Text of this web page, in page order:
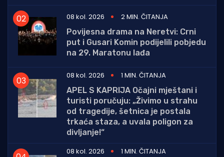
08 kol. 2026
2 MIN. ČITANJA
Povijesna drama na Neretvi: Crni
put i Gusari Komin podijelili pobjedu
na 29. Maratonu lađa
08 kol. 2026
1 MIN. ČITANJA
APEL S KAPRIJA Očajni mještani i
turisti poručuju: „Živimo u strahu
od tragedije, šetnica je postala
trkaća staza, a uvala poligon za
divljanje!“
08 kol. 2026
1 MIN. ČITANJA